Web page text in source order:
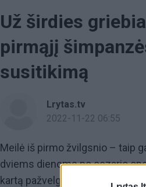
Už širdies
pirmąjį
susitikimą
Lrytas.tv
2022-11-22 06:55
Meilė iš pirmo žvilgsnio – taip
dviems dienoms po cezario
kartą pažvelgė į savo kūdikį.